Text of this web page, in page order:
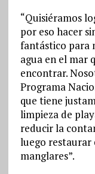
“Quisiéramos
por eso hacer
fantástico para
agua en el mar
encontrar.
Programa
que tiene
limpieza de
reducir la
luego restaurar
manglares”.